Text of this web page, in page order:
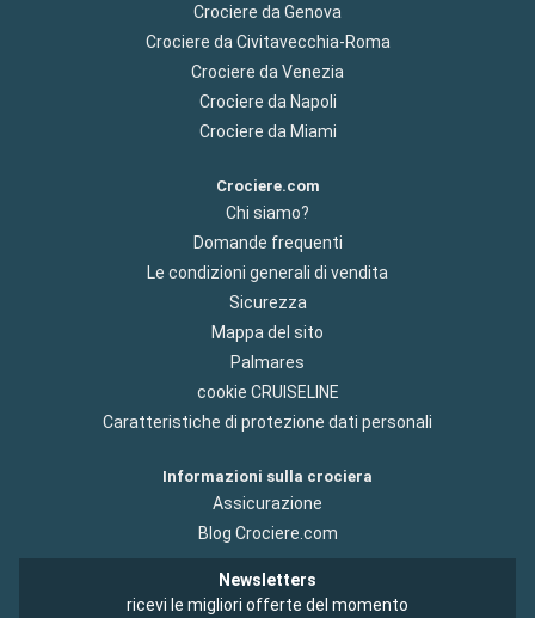
Crociere da Genova
Crociere da Civitavecchia-Roma
Crociere da Venezia
Crociere da Napoli
Crociere da Miami
Crociere.com
Chi siamo?
Domande frequenti
Le condizioni generali di vendita
Sicurezza
Mappa del sito
Palmares
cookie CRUISELINE
Caratteristiche di protezione dati personali
Informazioni sulla crociera
Assicurazione
Blog Crociere.com
Newsletters
ricevi le migliori offerte del momento